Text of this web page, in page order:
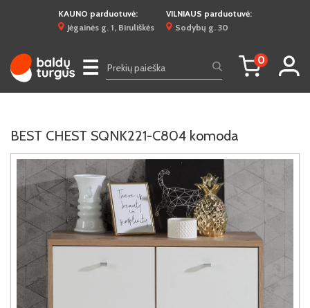
KAUNO parduotuvė:
Jėgainės g. 1, Biruliškės
VILNIAUS parduotuvė:
Sodybų g. 30
☰ 0
BEST CHEST SQNK221-C804 komoda